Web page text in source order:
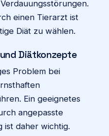
einen Tierarzt ist
Diät zu wählen.
Diätkonzepte
Problem bei
Ein geeignetes
angepasste
ist daher wichtig.